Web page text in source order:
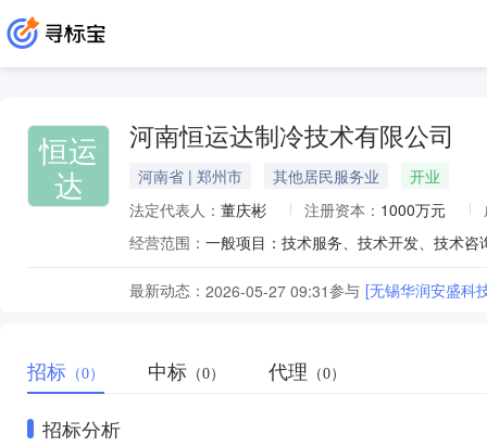
恒运
达
河南恒运达制冷技术有限公司
河南省 | 郑州市 其他居民服务业
开业
法定代表人： 董庆彬 注册资本： 1000万元
经营范围：
最新动态： 2026-05-27 09:31参与 [无锡华润安盛科
招标 （0） 中标 （0） 代理 （0）
招标分析